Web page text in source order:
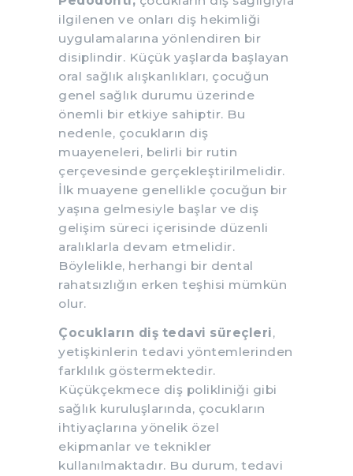
ilgilenen ve onları diş hekimliği
uygulamalarına yönlendiren bir
disiplindir. Küçük yaşlarda başlayan
oral sağlık alışkanlıkları, çocuğun
genel sağlık durumu üzerinde
önemli bir etkiye sahiptir. Bu
nedenle, çocukların diş
muayeneleri, belirli bir rutin
çerçevesinde gerçekleştirilmelidir.
İlk muayene genellikle çocuğun bir
yaşına gelmesiyle başlar ve diş
gelişim süreci içerisinde düzenli
aralıklarla devam etmelidir.
Böylelikle, herhangi bir dental
rahatsızlığın erken teşhisi mümkün
olur.
Çocukların diş tedavi süreçleri,
yetişkinlerin tedavi yöntemlerinden
farklılık göstermektedir.
Küçükçekmece diş polikliniği gibi
sağlık kuruluşlarında, çocukların
ihtiyaçlarına yönelik özel
ekipmanlar ve teknikler
kullanılmaktadır. Bu durum, tedavi